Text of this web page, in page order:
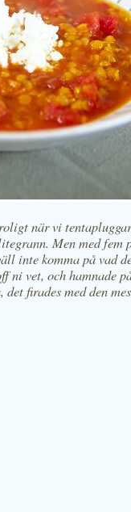
när vi
Men med fem
inte komma på vad
ni vet, och hamnade
det firades med den